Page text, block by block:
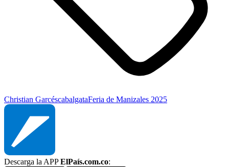
Christian GarcéscabalgataFeria de Manizales 2025
Descarga la APPElPaís.com.co: